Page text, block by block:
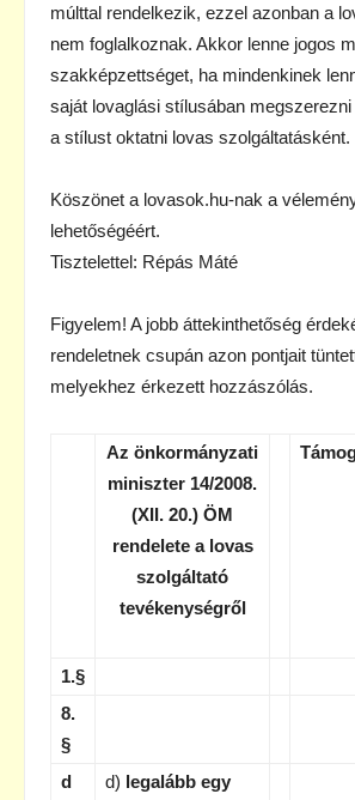
múlttal rendelkezik, ezzel azonban a
nem foglalkoznak. Akkor lenne jogos
szakképzettséget, ha mindenkinek
saját lovaglási stílusában
a stílust oktatni lovas szolgáltatásként.
Köszönet a lovasok.hu-nak a
lehetőségéért.
Tisztelettel: Répás Máté
Figyelem! A jobb áttekinthetőség
rendeletnek csupán azon pontjait
melyekhez érkezett hozzászólás.
Az önkormányzati
miniszter 14/2008.
(XII. 20.) ÖM
rendelete a lovas
szolgáltató
tevékenységről
1.§
8.
§
d
d) legalább egy